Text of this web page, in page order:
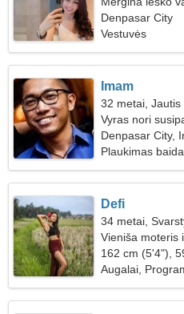
Denpasar City
Vestuvės
Imam
32 metai, Jautis
Vyras nori
Denpasar City,
Plaukimas
Defi
34 metai,
Vieniša moteris
162 cm (5'4"),
Augalai,